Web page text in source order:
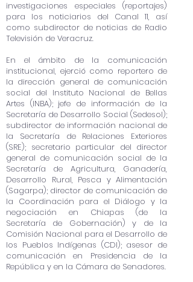
investigaciones especiales (reportajes)
para los noticiarios del Canal 11, así
como subdirector de noticias de Radio
Televisión de Veracruz.
En el ámbito de la comunicación
institucional, ejerció como reportero de
la dirección general de comunicación
social del Instituto Nacional de Bellas
Artes (INBA); jefe de información de la
Secretaría de Desarrollo Social (Sedesol);
subdirector de información nacional de
la Secretaría de Relaciones Exteriores
(SRE); secretario particular del director
general de comunicación social de la
Secretaría de Agricultura, Ganadería,
Desarrollo Rural, Pesca y Alimentación
(Sagarpa); director de comunicación de
la Coordinación para el Diálogo y la
negociación en Chiapas (de la
Secretaría de Gobernación) y de la
Comisión Nacional para el Desarrollo de
los Pueblos Indígenas (CDI); asesor de
comunicación en Presidencia de la
República y en la Cámara de Senadores.